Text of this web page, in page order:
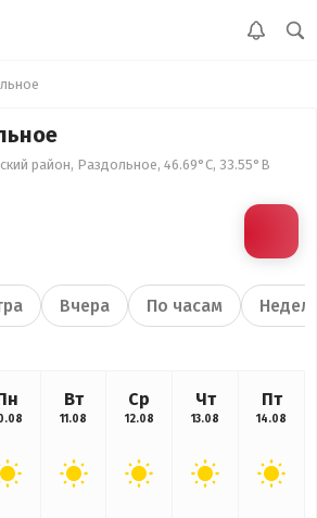
район, Раздольное, 46.69°С, 33.55°В
Вчера По часам
Вт
11.08
Ср
12.08
Чт
13.08
Пт
14.08